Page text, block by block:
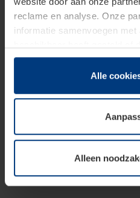
reclame en analyse. Onze
informatie samenvoegen met
hun diensten hebben
Juridisch hebben wij het
van deze pagina's absoluut
soorten cookies is uw
toestemming kunt u op elk
wijzigen of herroepen.
Alle
Alleen